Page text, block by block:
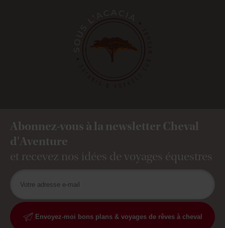
Abonnez-vous à la newsletter Cheval
d'Aventure
et recevez nos idées de voyages équestres
Envoyez-moi bons plans & voyages de rêves à cheval